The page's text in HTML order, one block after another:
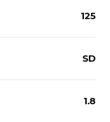
125
SD
1.8